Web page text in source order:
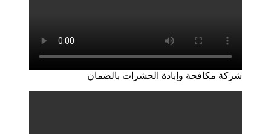
شركة مكافحة وإبادة الحشرات بالضمان